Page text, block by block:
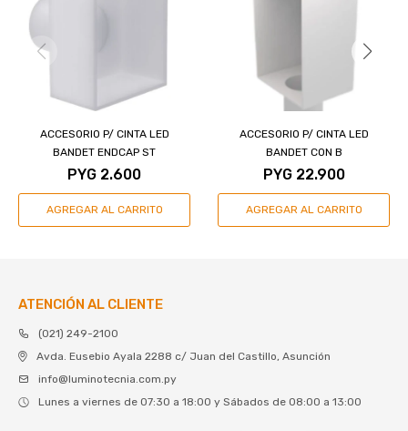
ACCESORIO P/ CINTA LED
BANDET ENDCAP ST
PYG 2.600
ACCESORIO P/ CINTA LED
BANDET CON B
PYG 22.900
ATENCIÓN AL CLIENTE
(021) 249-2100
Avda. Eusebio Ayala 2288 c/ Juan del Castillo, Asunción
info@luminotecnia.com.py
Lunes a viernes de 07:30 a 18:00 y Sábados de 08:00 a 13:00